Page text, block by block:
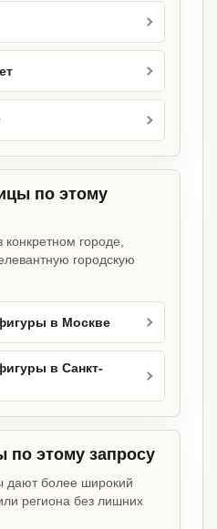
по этому
городе,
городскую
в Москве
в Санкт-
по этому запросу
дают более широкий
региона без лишних